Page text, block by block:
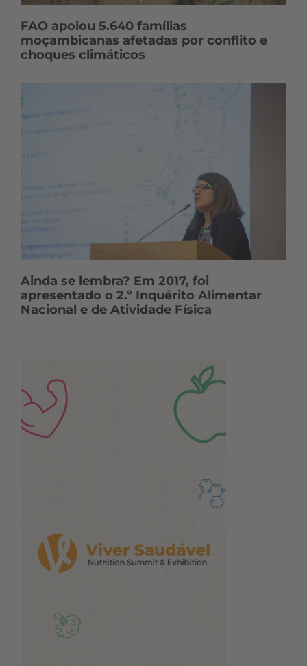
FAO apoiou 5.640 famílias
moçambicanas afetadas por conflito e
choques climáticos
Ainda se lembra? Em 2017, foi
apresentado o 2.º Inquérito Alimentar
Nacional e de Atividade Física